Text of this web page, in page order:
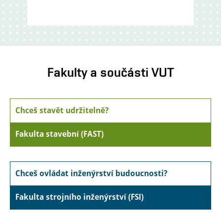
Fakulty a součásti VUT
Chceš stavět udržitelně?
Fakulta stavební (FAST)
Chceš ovládat inženýrství budoucnosti?
Fakulta strojního inženýrství (FSI)